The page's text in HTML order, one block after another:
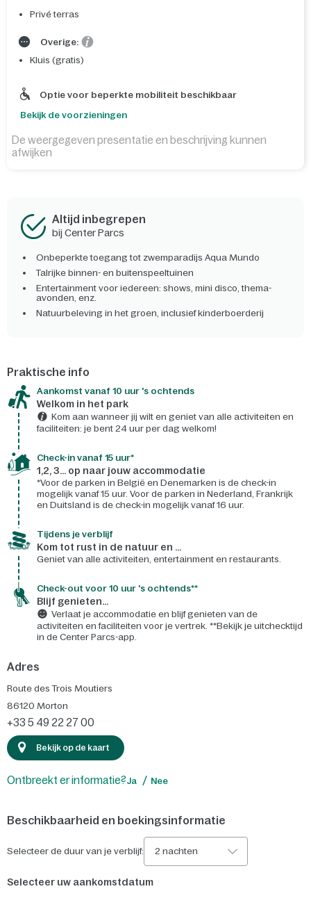
Privé terras
Overige:
Kluis (gratis)
Optie voor beperkte mobiliteit beschikbaar
Bekijk de voorzieningen
De weergegeven presentatie en beschrijving kunnen
afwijken
Altijd inbegrepen
bij Center Parcs
Onbeperkte toegang tot zwemparadijs Aqua Mundo
Talrijke binnen- en buitenspeeltuinen
Entertainment voor iedereen: shows, mini disco, thema-
avonden, enz.
Natuurbeleving in het groen, inclusief kinderboerderij
Praktische info
Aankomst vanaf 10 uur 's ochtends
Welkom in het park
Kom aan wanneer jij wilt en geniet van alle activiteiten en
faciliteiten: je bent 24 uur per dag welkom!
Check-in vanaf 15 uur*
1,2, 3... op naar jouw accommodatie
*Voor de parken in België en Denemarken is de check-in
mogelijk vanaf 15 uur. Voor de parken in Nederland, Frankrijk
en Duitsland is de check-in mogelijk vanaf 16 uur.
Tijdens je verblijf
Kom tot rust in de natuur en ...
Geniet van alle activiteiten, entertainment en restaurants.
Check-out voor 10 uur 's ochtends**
Blijf genieten...
Verlaat je accommodatie en blijf genieten van de
activiteiten en faciliteiten voor je vertrek. **Bekijk je uitchecktijd
in de Center Parcs-app.
Adres
Route des Trois Moutiers
86120 Morton
+33 5 49 22 27 00
Bekijk op de kaart
Ontbreekt er informatie?Ja Nee
Beschikbaarheid en boekingsinformatie
Selecteer de duur van je verblijf: 2 nachten
Selecteer uw aankomstdatum